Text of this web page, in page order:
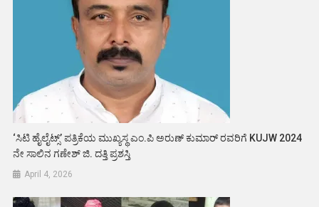
‘ಸಿಟಿ ಹೈಲೈಟ್ಸ್’ ಪತ್ರಿಕೆಯ ಮುಖ್ಯಸ್ಥ ಎಂ.ಪಿ ಅರುಣ್ ಕುಮಾರ್ ರವರಿಗೆ KUJW 2024
ನೇ ಸಾಲಿನ ಗಣೇಶ್ ಜಿ. ದತ್ತಿ ಪ್ರಶಸ್ತಿ
April 4, 2026